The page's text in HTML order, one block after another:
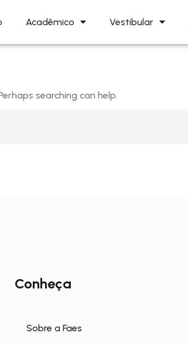
Acadêmico Vestibular
searching can help.
Conheça
Sobre a Faes